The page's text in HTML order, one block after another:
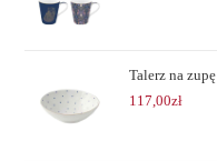
Talerz na zupę
117,00zł